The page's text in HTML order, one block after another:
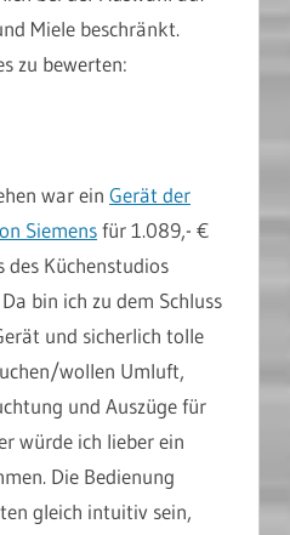
Miele beschränkt.
zu bewerten:
war ein Gerät der
Siemensfür 1.089,- €
des Küchenstudios
bin ich zu dem Schluss
und sicherlich tolle
wollen Umluft,
und Auszüge für
würde ich lieber ein
Die Bedienung
gleich intuitiv sein,